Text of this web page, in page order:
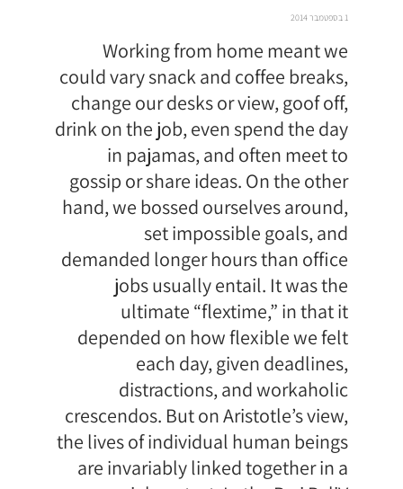
1 בספטמבר 2014
Working from home meant we
could vary snack and coffee breaks,
change our desks or view, goof off,
drink on the job, even spend the day
in pajamas, and often meet to
gossip or share ideas. On the other
hand, we bossed ourselves around,
set impossible goals, and
demanded longer hours than office
jobs usually entail. It was the
ultimate “flextime,” in that it
depended on how flexible we felt
each day, given deadlines,
distractions, and workaholic
crescendos. But on Aristotle’s view,
the lives of individual human beings
are invariably linked together in a